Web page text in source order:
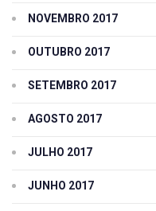
NOVEMBRO 2017
OUTUBRO 2017
SETEMBRO 2017
AGOSTO 2017
JULHO 2017
JUNHO 2017